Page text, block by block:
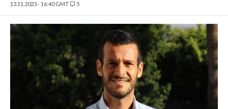
13.11.2023 - 16:40 GMT
5